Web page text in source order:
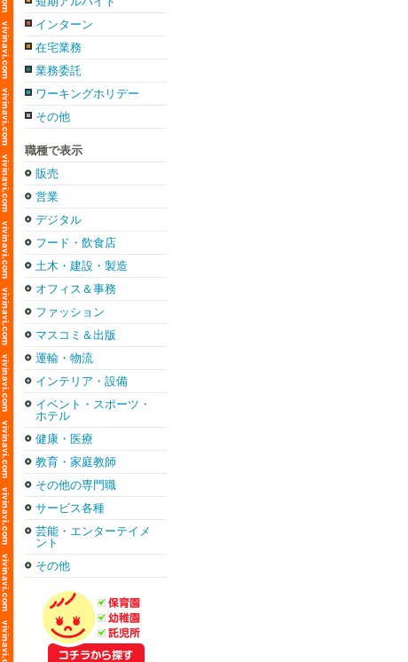
インターン
在宅業務
業務委託
ワーキングホリデー
その他
職種で表示
販売
営業
デジタル
フード・飲食店
土木・建設・製造
オフィス＆事務
ファッション
マスコミ＆出版
運輸・物流
インテリア・設備
イベント・スポーツ・
ホテル
健康・医療
教育・家庭教師
その他の専門職
サービス各種
芸能・エンターテイメ
ント
その他